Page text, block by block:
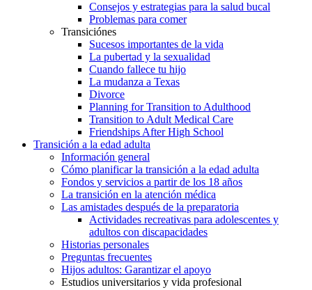
Consejos y estrategias para la salud bucal
Problemas para comer
Transiciónes
Sucesos importantes de la vida
La pubertad y la sexualidad
Cuando fallece tu hijo
La mudanza a Texas
Divorce
Planning for Transition to Adulthood
Transition to Adult Medical Care
Friendships After High School
Transición a la edad adulta
Información general
Cómo planificar la transición a la edad adulta
Fondos y servicios a partir de los 18 años
La transición en la atención médica
Las amistades después de la preparatoria
Actividades recreativas para adolescentes y
adultos con discapacidades
Historias personales
Preguntas frecuentes
Hijos adultos: Garantizar el apoyo
Estudios universitarios y vida profesional